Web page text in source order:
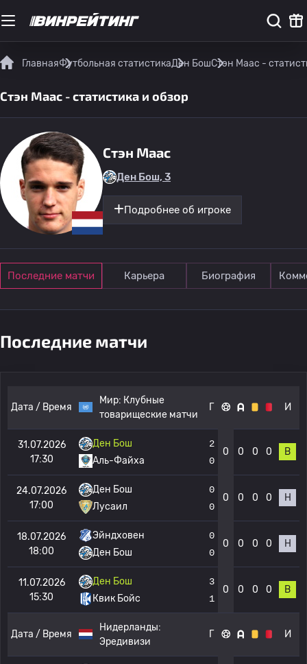
ГлавнаяФутбольная статистикаДен БошСтэн Маас -
Стэн Маас - статистика и обзор
Стэн Маас
Ден Бош, 3
Подробнее об игроке
Последние матчи Карьера Биография
Последние матчи
Дата / Время
Мир: Клубные
товарищеские матчи
Г И
31.07.2026
17:30
Ден Бош
Аль-Файха
2
0
0 0 0 0 В
24.07.2026
17:00
Ден Бош
Лусаил
0
0
0 0 0 0 Н
18.07.2026
18:00
Эйндховен
Ден Бош
0
0
0 0 0 0 Н
11.07.2026
15:30
Ден Бош
Квик Бойс
3
1
0 0 0 0 В
Дата / Время
Нидерланды:
Эредивизи
Г И